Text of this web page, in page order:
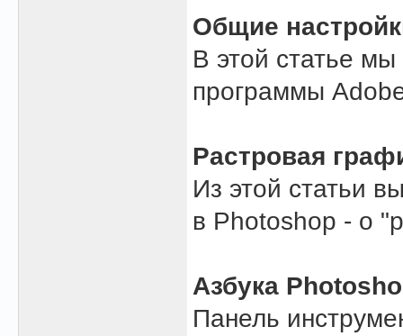
Общие
В этой статье
программы
Растровая
Из этой статьи
в Photoshop - о
Азбука
Панель